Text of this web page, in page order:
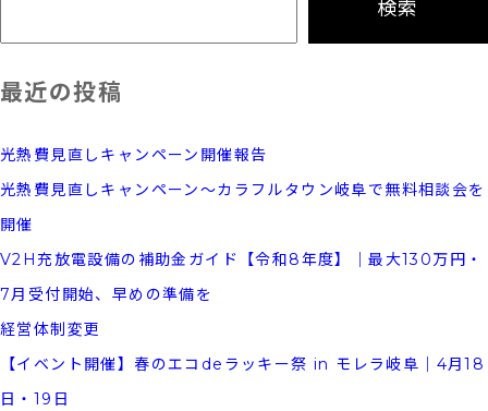
検索
最近の投稿
光熱費見直しキャンペーン開催報告
光熱費見直しキャンペーン～カラフルタウン岐阜で無料相談会を
開催
V2H充放電設備の補助金ガイド【令和8年度】｜最大130万円・
7月受付開始、早めの準備を
経営体制変更
【イベント開催】春のエコdeラッキー祭 in モレラ岐阜｜4月18
日・19日